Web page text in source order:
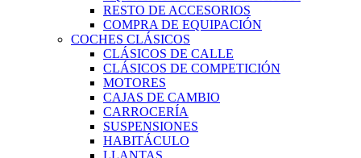
RESTO DE ACCESORIOS
COMPRA DE EQUIPACIÓN
COCHES CLÁSICOS
CLÁSICOS DE CALLE
CLÁSICOS DE COMPETICIÓN
MOTORES
CAJAS DE CAMBIO
CARROCERÍA
SUSPENSIONES
HABITÁCULO
LLANTAS